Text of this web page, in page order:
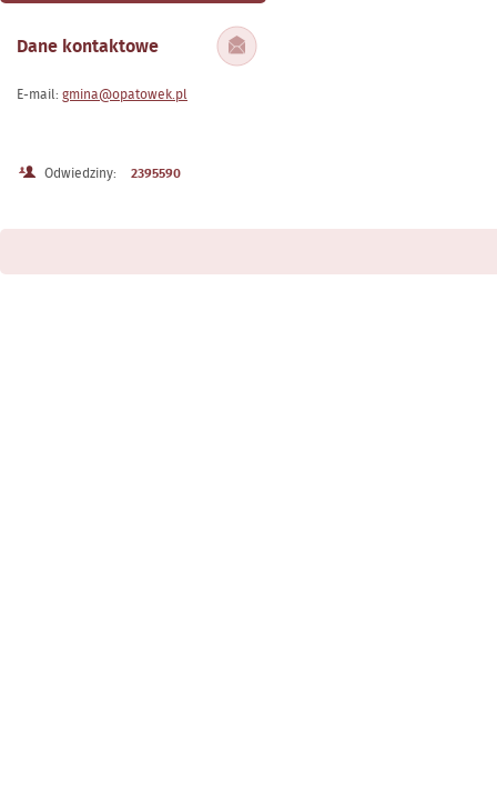
Dane kontaktowe
E-mail: gmina@opatowek.pl
Odwiedziny: 2395590
Menu Stopka